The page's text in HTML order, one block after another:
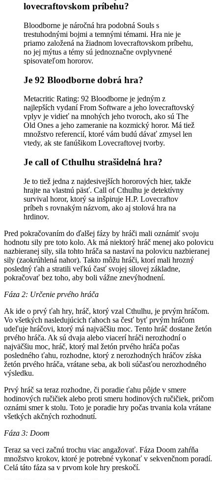
lovecraftovskom príbehu?
Bloodborne je náročná hra podobná Souls s
trestuhodnými bojmi a temnými témami. Hra nie je
priamo založená na žiadnom lovecraftovskom príbehu,
no jej mýtus a témy sú jednoznačne ovplyvnené
spisovateľom hororov.
Je 92 Bloodborne dobrá hra?
Metacritic Rating: 92 Bloodborne je jedným z
najlepších vydaní From Software a jeho lovecraftovský
vplyv je vidieť na mnohých jeho tvoroch, ako sú The
Old Ones a jeho zameranie na kozmický horor. Má tiež
množstvo referencií, ktoré vám budú dávať zmysel len
vtedy, ak ste fanúšikom Lovecraftovej tvorby.
Je call of Cthulhu strašidelná hra?
Je to tiež jedna z najdesivejších hororových hier, takže
hrajte na vlastnú päsť. Call of Cthulhu je detektívny
survival horor, ktorý sa inšpiruje H.P. Lovecraftov
príbeh s rovnakým názvom, ako aj stolová hra na
hrdinov.
Pred pokračovaním do ďalšej fázy by hráči mali oznámiť svoju
hodnotu sily pre toto kolo. Ak má niektorý hráč menej ako polovicu
nazbieranej sily, sila tohto hráča sa nastaví na polovicu nazbieranej
sily (zaokrúhlená nahor). Takto môžu hráči, ktorí mali hrozný
posledný ťah a stratili veľkú časť svojej silovej základne,
pokračovať bez toho, aby boli vážne znevýhodnení.
Fáza 2: Určenie prvého hráča
Ak ide o prvý ťah hry, hráč, ktorý vzal Cthulhu, je prvým hráčom.
Vo všetkých nasledujúcich ťahoch sa česť byť prvým hráčom
udeľuje hráčovi, ktorý má najväčšiu moc. Tento hráč dostane žetón
prvého hráča. Ak sú dvaja alebo viacerí hráči nerozhodní o
najväčšiu moc, hráč, ktorý mal žetón prvého hráča počas
posledného ťahu, rozhodne, ktorý z nerozhodných hráčov získa
žetón prvého hráča, vrátane seba, ak boli súčasťou nerozhodného
výsledku.
Prvý hráč sa teraz rozhodne, či poradie ťahu pôjde v smere
hodinových ručičiek alebo proti smeru hodinových ručičiek, pričom
oznámi smer k stolu. Toto je poradie hry počas trvania kola vrátane
všetkých akčných rozhodnutí.
Fáza 3: Doom
Teraz sa veci začnú trochu viac angažovať. Fáza Doom zahŕňa
množstvo krokov, ktoré je potrebné vykonať v sekvenčnom poradí.
Celá táto fáza sa v prvom kole hry preskočí.